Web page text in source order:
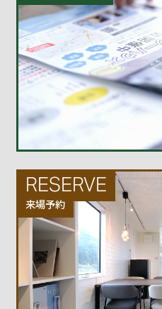
RESERVE
来場予約